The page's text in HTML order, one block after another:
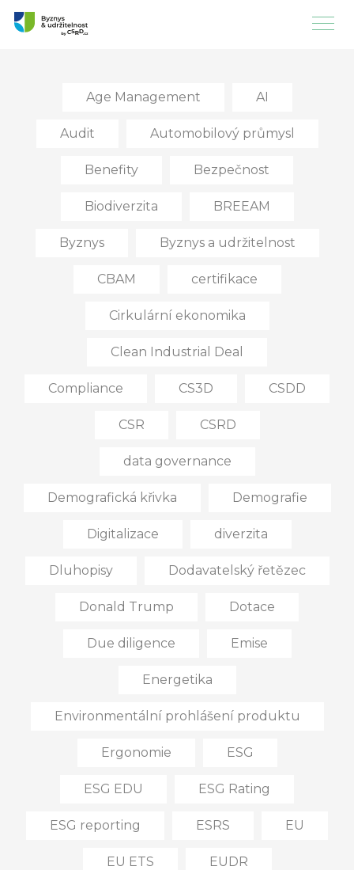
Age Management AI
Audit Automobilový průmysl
Benefity Bezpečnost
Biodiverzita BREEAM
Byznys Byznys a udržitelnost
CBAM certifikace
Cirkulární ekonomika
Clean Industrial Deal
Compliance CS3D CSDD
CSR CSRD
data governance
Demografická křivka Demografie
Digitalizace diverzita
Dluhopisy Dodavatelský řetězec
Donald Trump Dotace
Due diligence Emise
Energetika
Environmentální prohlášení produktu
Ergonomie ESG
ESG EDU ESG Rating
ESG reporting ESRS EU
EU ETS EUDR